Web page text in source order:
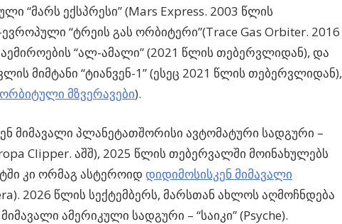
“მარს ექსპრესი” (Mars Express. 2003 წლის
“ტრეის გას ორბიტერი”(Trace Gas Orbiter. 2016
“ალ-ამალი” (2021 წლის თებერვლიდან), და
მიმტანი “ტიანვენ-1” (ესეც 2021 წლის თებერვლიდან),
მზვერავები).
მიმავალი პლანეტათშორისი ავტომატური სადგური –
Clipper. აშშ), 2025 წლის თებერვალში მოინახულებს
კი ორმაგ ასტეროიდ დიდიმოსისკენ მიმავალი
2026 წლის სექტემბერს, მარსთან ახლოს აღმოჩნდება
ამერიკული სადგური – “საიკი” (Psyche).